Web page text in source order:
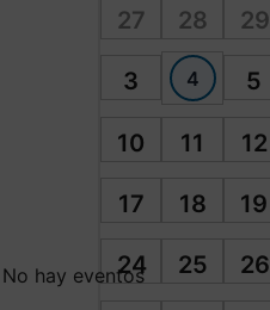
27 28 29
3 4 5
10 11 12
17 18 19
24 25 26
No hay eventos